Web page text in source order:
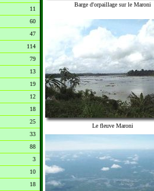
11
60
47
114
79
13
19
12
18
25
33
88
3
10
18
Barge d'orpaillage sur le Maroni
Le fleuve Maroni